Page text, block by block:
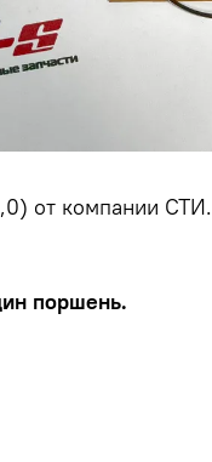
от компании СТИ.
поршень.